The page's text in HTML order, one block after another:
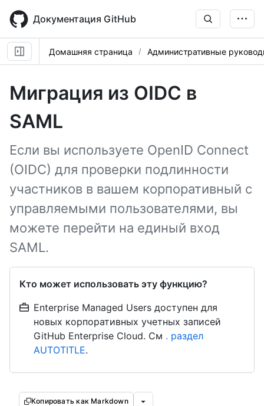
main
content
Документация GitHub
Домашняя страница Административные
Миграция из OIDC в
SAML
Если вы используете OpenID Connect
(OIDC) для проверки подлинности
участников в вашем корпоративный с
управляемыми пользователями, вы
можете перейти на единый вход
SAML.
Кто может использовать эту функцию?
Enterprise Managed Users доступен для
новых корпоративных учетных записей
GitHub Enterprise Cloud. См . раздел
AUTOTITLE.
Копировать как Markdown